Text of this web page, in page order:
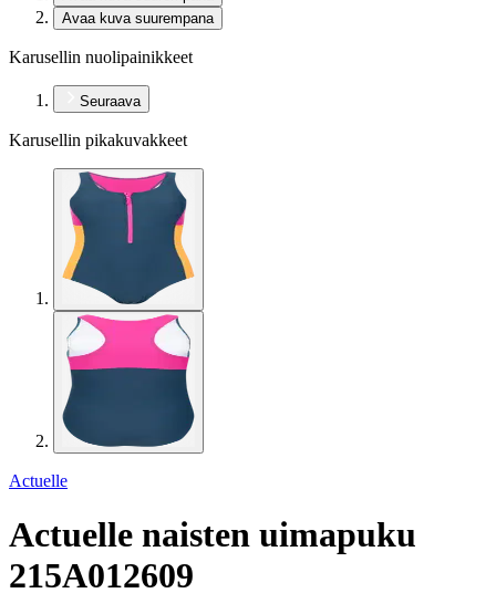
Avaa kuva suurempana
Karusellin nuolipainikkeet
Seuraava
Karusellin pikakuvakkeet
Actuelle
Actuelle naisten uimapuku
215A012609